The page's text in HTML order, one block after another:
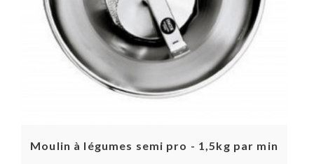
Moulin à légumes semi pro - 1,5kg par min